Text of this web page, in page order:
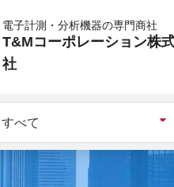
電子計測・分析機器の専門商社
T&Mコーポレーション株
社